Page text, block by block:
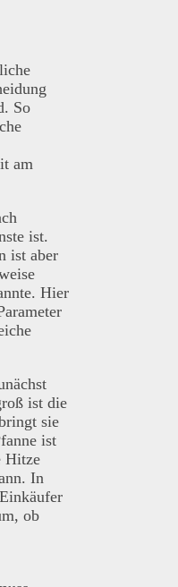
So
am
ist.
ist aber
Hier
ist die
sie
ist
Hitze
In
ob